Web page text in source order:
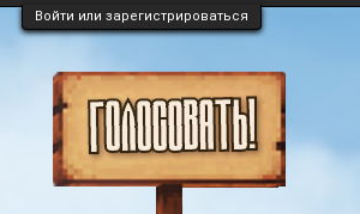
Войти или зарегистрироваться